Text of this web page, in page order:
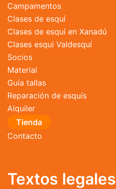
Campamentos
Clases de esquí
Clases de esquí en Xanadú
Clases esqui Valdesquí
Socios
Material
Guía tallas
Reparación de esquís
Alquiler
Tienda
Contacto
Textos legales